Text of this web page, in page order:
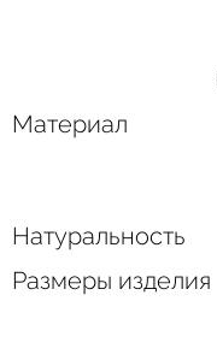
Материал
Натуральность
Размеры изделия